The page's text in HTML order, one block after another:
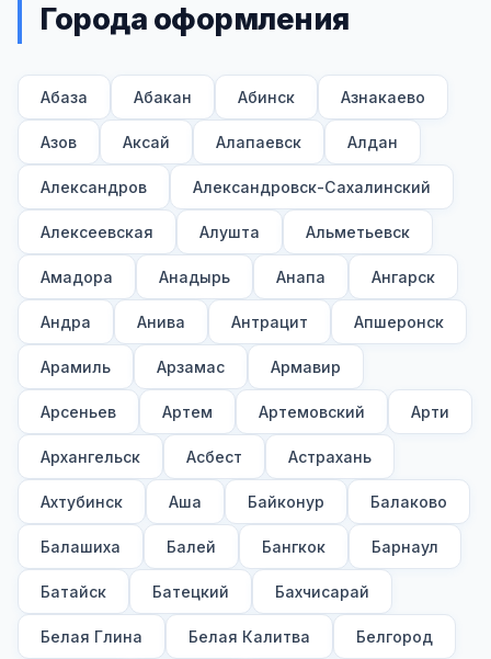
Города оформления
Абаза Абакан Абинск Азнакаево
Азов Аксай Алапаевск Алдан
Александров Александровск-Сахалинский
Алексеевская Алушта Альметьевск
Амадора Анадырь Анапа Ангарск
Андра Анива Антрацит Апшеронск
Арамиль Арзамас Армавир
Арсеньев Артем Артемовский Арти
Архангельск Асбест Астрахань
Ахтубинск Аша Байконур Балаково
Балашиха Балей Бангкок Барнаул
Батайск Батецкий Бахчисарай
Белая Глина Белая Калитва Белгород